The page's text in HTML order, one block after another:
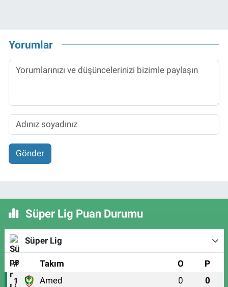
Yorumlar
Gönder
Süper Lig Puan Durumu
Süper Lig
# Takım O P
1 Amed 0 0